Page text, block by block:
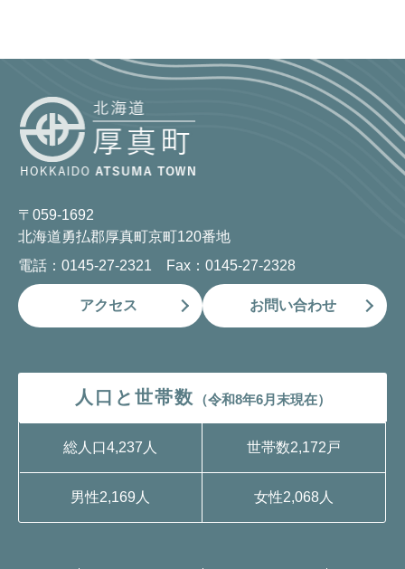
〒059-1692
北海道勇払郡厚真町京町120番地
電話：0145-27-2321 Fax：0145-27-2328
アクセス お問い合わせ
人口と世帯数 （令和8年6月末現在）
総人口4,237人 世帯数2,172戸
男性2,169人 女性2,068人